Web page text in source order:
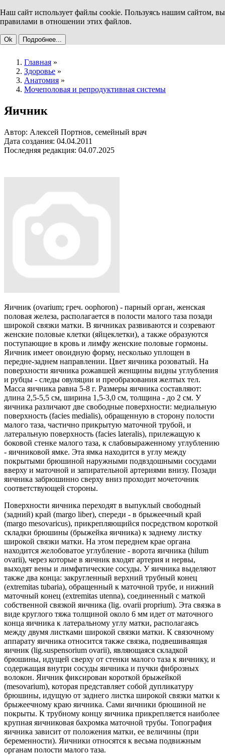
Наш сайт использует файлы cookie. Пользуясь нашим сайтом, вы
правилами в отношении этих файлов.
Ok Подробнее...
Главная »
Здоровье »
Анатомия »
Мочеполовая и репродуктивная системы
Яичник
Автор: Алексей Портнов, семейный врач
Дата создания: 04.04.2011
Последняя редакция: 04.07.2025
Яичник (ovarium; греч. oophoron) - парный орган, женская
половая железа, располагается в полости малого таза позади
широкой связки матки. В яичниках развиваются и созревают
женские половые клетки (яйцеклетки), а также образуются
поступающие в кровь и лимфу женские половые гормоны.
Яичник имеет овоидную форму, несколько уплощен в
передне-заднем направлении. Цвет яичника розоватый. На
поверхности яичника рожавшей женщины видны углубления
и рубцы - следы овуляции и преобразования желтых тел.
Масса яичника равна 5-8 г. Размеры яичника составляют:
длина 2,5-5,5 см, ширина 1,5-3,0 см, толщина - до 2 см. У
яичника различают две свободные поверхности: медиальную
поверхность (facies medialis), обращенную в сторону полости
малого таза, частично прикрытую маточной трубой, и
латеральную поверхность (facies lateralis), прилежащую к
боковой стенке малого таза, к слабовыраженному углублению
- яичниковой ямке. Эта ямка находится в углу между
покрытыми брюшиной наружными подвздошными сосудами
вверху и маточной и запирательной артериями внизу. Позади
яичника забрюшинно сверху вниз проходит мочеточник
соответствующей стороны.
Поверхности яичника переходят в выпуклый свободный
(задний) край (margo liber), спереди - в брыжеечный край
(margo mesovaricus), прикрепляющийся посредством короткой
складки брюшины (брыжейка яичника) к заднему листку
широкой связки матки. На этом переднем крае органа
находится желобоватое углубление - ворота яичника (hilum
ovarii), через которые в яичник входят артерия и нервы,
выходят вены и лимфатические сосуды. У яичника выделяют
также два конца: закругленный верхний трубный конец
(extremitas tubaria), обращенный к маточной трубе, и нижний
маточный конец (extremitas utenna), соединенный с маткой
собственной связкой яичника (lig. ovarii proprium). Эта связка в
виде круглого тяжа толщиной около 6 мм идет от маточного
конца яичника к латеральному углу матки, располагаясь
между двумя листками широкой связки матки. К связочному
аппарату яичника относится также связка, подвешиваящая
яичник (lig.suspensorium ovarii), являющаяся складкой
брюшины, идущей сверху от стенки малого таза к яичнику, и
содержащая внутри сосуды яичника и пучки фиброзных
волокон. Яичник фиксирован короткой брыжейкой
(mesovarium), которая представляет собой дупликатуру
брюшины, идущую от заднего листка широкой связки матки к
брыжеечному краю яичника. Сами яичники брюшиной не
покрыты. К трубному концу яичника прикрепляется наиболее
крупная яичниковая бахромка маточной трубы. Топография
яичника зависит от положения матки, ее величины (при
беременности). Яичники относятся к весьма подвижным
органам полости малого таза.